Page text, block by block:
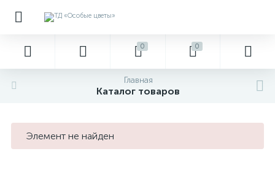
0 0
Главная
Каталог товаров
Элемент не найден